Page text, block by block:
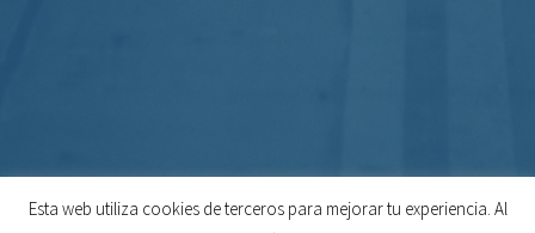
Esta web utiliza cookies de terceros para mejorar tu experiencia. Al